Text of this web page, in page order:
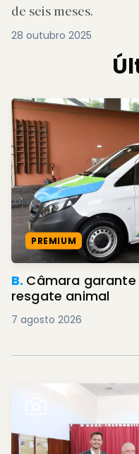
de seis meses.
28 outubro 2025
PREMIUM
B. Câmara
resgate animal
7 agosto 2026